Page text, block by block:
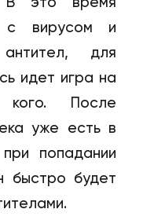
с вирусом и
для
идет игра на
После
уже есть в
попадании
быстро будет